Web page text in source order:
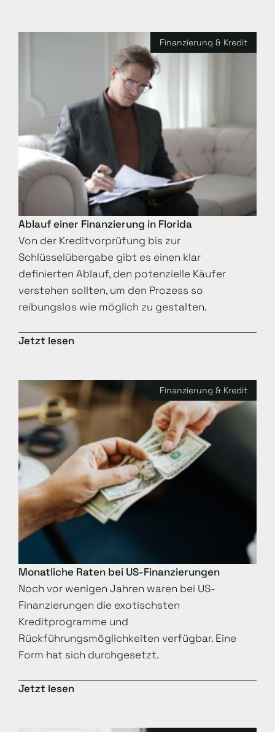
Finanzierung & Kredit
Ablauf einer Finanzierung in Florida
Von der Kreditvorprüfung bis zur
Schlüsselübergabe gibt es einen klar
definierten Ablauf, den potenzielle Käufer
verstehen sollten, um den Prozess so
reibungslos wie möglich zu gestalten.
Jetzt lesen
Finanzierung & Kredit
Monatliche Raten bei US-Finanzierungen
Noch vor wenigen Jahren waren bei US-
Finanzierungen die exotischsten
Kreditprogramme und
Rückführungsmöglichkeiten verfügbar. Eine
Form hat sich durchgesetzt.
Jetzt lesen